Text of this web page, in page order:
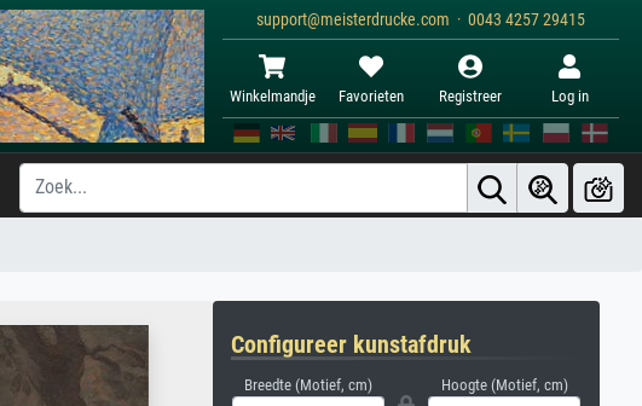
support@meisterdrucke.com · 0043 4257 29415
Winkelmandje Favorieten Registreer Log in
Configureer kunstafdruk
Breedte (Motief, cm) Hoogte (Motief, cm)